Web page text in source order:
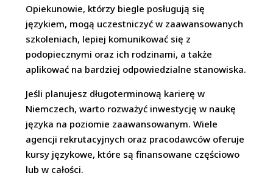
Opiekunowie, którzy biegle posługują się
językiem, mogą uczestniczyć w zaawansowanych
szkoleniach, lepiej komunikować się z
podopiecznymi oraz ich rodzinami, a także
aplikować na bardziej odpowiedzialne stanowiska.
Jeśli planujesz długoterminową karierę w
Niemczech, warto rozważyć inwestycję w naukę
języka na poziomie zaawansowanym. Wiele
agencji rekrutacyjnych oraz pracodawców oferuje
kursy językowe, które są finansowane częściowo
lub w całości.